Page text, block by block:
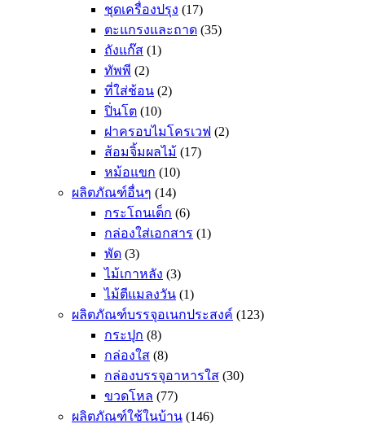
ชุดเครื่องปรุง (17)
ตะแกรงและถาด (35)
ถังแก๊ส (1)
ทัพพี (2)
ที่ใส่ช้อน (2)
ปิ่นโต (10)
ฝาครอบไมโครเวฟ (2)
ส้อมจิ้มผลไม้ (17)
หม้อแขก (10)
ผลิตภัณฑ์อื่นๆ (14)
กระโถนเด็ก (6)
กล่องใส่เอกสาร (1)
พัด (3)
ไม้เกาหลัง (3)
ไม้ตีแมลงวัน (1)
ผลิตภัณฑ์บรรจุอเนกประสงค์ (123)
กระปุก (8)
กล่องใส (8)
กล่องบรรจุอาหารใส (30)
ขวดโหล (77)
ผลิตภัณฑ์ใช้ในบ้าน (146)